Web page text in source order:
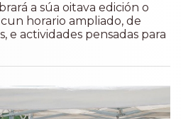
a súa oitava edición o
horario ampliado, de
e actividades pensadas para